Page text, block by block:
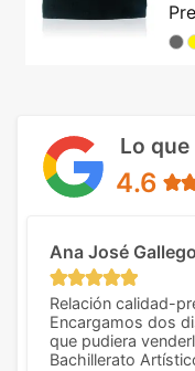
Lo
4.6
Ana José Gallego
Relación calidad-
Encargamos dos
que pudiera
Bachillerato